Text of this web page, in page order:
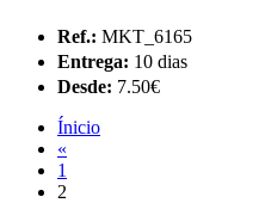
Ref.: MKT_6165
Entrega: 10 dias
Desde: 7.50€
Ínicio
«
1
2